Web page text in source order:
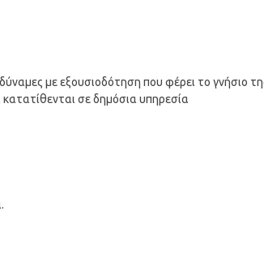
με εξουσιοδότηση που φέρει το γνήσιο
σε δημόσια υπηρεσία